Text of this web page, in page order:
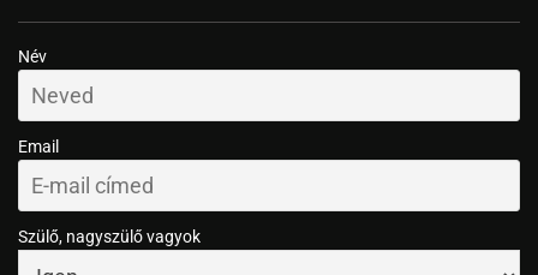
Név
Email
Szülő, nagyszülő vagyok